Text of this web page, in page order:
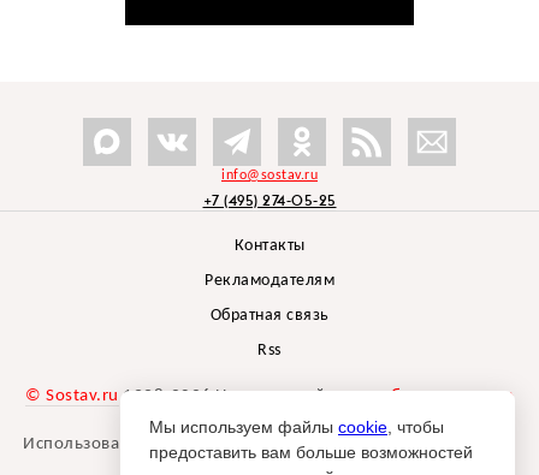
info@sostav.ru
+7 (495) 274-05-25
Контакты
Рекламодателям
Обратная связь
Rss
© Sostav.ru 1998-2026 Независимый проектбрендингового
агентства Depot
Использование материалов Sostav.ru допустимо только при
указании источника.
Мы используем файлы cookie , чтобы
предоставить вам больше возможностей